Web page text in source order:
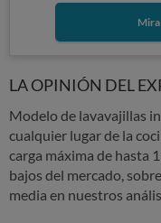
LA OPINIÓN DEL
Modelo de lavavajillas
cualquier lugar de la
carga máxima de hasta
bajos del mercado,
media en nuestros